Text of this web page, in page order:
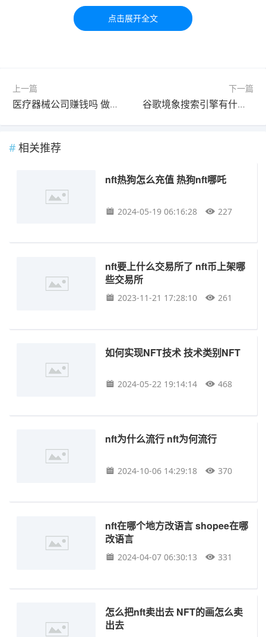
习交流，如有疑问，请联系我们48小时处理！！！！
上一篇
医疗器械公司赚钱吗 做医疗器械赚钱吗
下一篇
谷歌境象搜索引擎有什么用 搜索引擎是否有谷歌
相关推荐
nft热狗怎么充值 热狗nft哪吒
2024-05-19 06:16:28 227
nft要上什么交易所了 nft币上架哪
些交易所
2023-11-21 17:28:10 261
如何实现NFT技术 技术类别NFT
2024-05-22 19:14:14 468
nft为什么流行 nft为何流行
2024-10-06 14:29:18 370
nft在哪个地方改语言 shopee在哪
改语言
2024-04-07 06:30:13 331
怎么把nft卖出去 NFT的画怎么卖
出去